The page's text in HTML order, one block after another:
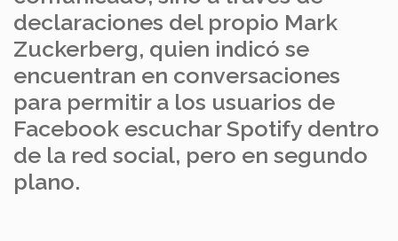
declaraciones del propio Mark
Zuckerberg, quien indicó se
encuentran en conversaciones
para permitir a los usuarios de
Facebook escuchar Spotify dentro
de la red social, pero en segundo
plano.